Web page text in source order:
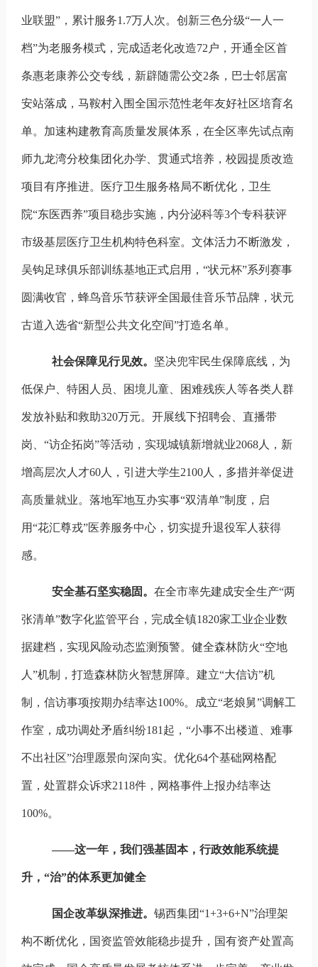
业联盟”，累计服务1.7万人次。创新三色分级“一人一
档”为老服务模式，完成适老化改造72户，开通全区首
条惠老康养公交专线，新辟随需公交2条，巴士邻居富
安站落成，马鞍村入围全国示范性老年友好社区培育名
单。加速构建教育高质量发展体系，在全区率先试点南
师九龙湾分校集团化办学、贯通式培养，校园提质改造
项目有序推进。医疗卫生服务格局不断优化，卫生
院“东医西养”项目稳步实施，内分泌科等3个专科获评
市级基层医疗卫生机构特色科室。文体活力不断激发，
吴钩足球俱乐部训练基地正式启用，“状元杯”系列赛事
圆满收官，蜂鸟音乐节获评全国最佳音乐节品牌，状元
古道入选省“新型公共文化空间”打造名单。
社会保障见行见效。 坚决兜牢民生保障底线，为
低保户、特困人员、困境儿童、困难残疾人等各类人群
发放补贴和救助320万元。开展线下招聘会、直播带
岗、“访企拓岗”等活动，实现城镇新增就业2068人，新
增高层次人才60人，引进大学生2100人，多措并举促进
高质量就业。落地军地互办实事“双清单”制度，启
用“花汇尊戎”医养服务中心，切实提升退役军人获得
感。
安全基石坚实稳固 。 在全市率先建成安全生产“两
张清单”数字化监管平台，完成全镇1820家工业企业数
据建档，实现风险动态监测预警。健全森林防火“空地
人”机制，打造森林防火智慧屏障。建立“大信访”机
制，信访事项按期办结率达100%。成立“老娘舅”调解工
作室，成功调处矛盾纠纷181起，“小事不出楼道、难事
不出社区”治理愿景向深向实。优化64个基础网格配
置，处置群众诉求2118件，网格事件上报办结率达
100%。
——这一年，我们强基固本，行政效能系统提
升，“治”的体系更加健全
国企改革纵深推进。 锡西集团“1+3+6+N”治理架
构不断优化，国资监管效能稳步提升，国有资产处置高